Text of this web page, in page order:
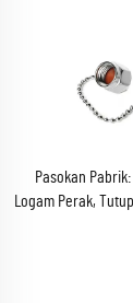
Pasokan
Logam Perak,